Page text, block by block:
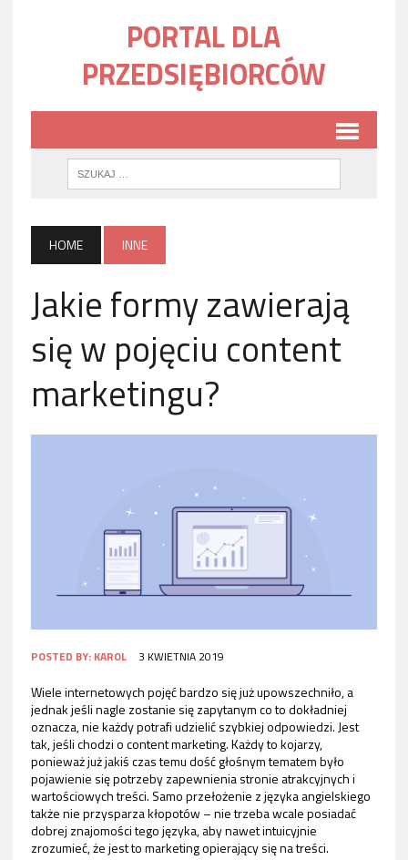
PORTAL DLA
PRZEDSIĘBIORCÓW
HOME INNE
Jakie formy zawierają
się w pojęciu content
marketingu?
POSTED BY: KAROL 3 KWIETNIA 2019
Wiele internetowych pojęć bardzo się już upowszechniło, a
jednak jeśli nagle zostanie się zapytanym co to dokładniej
oznacza, nie każdy potrafi udzielić szybkiej odpowiedzi. Jest
tak, jeśli chodzi o content marketing. Każdy to kojarzy,
ponieważ już jakiś czas temu dość głośnym tematem było
pojawienie się potrzeby zapewnienia stronie atrakcyjnych i
wartościowych treści. Samo przełożenie z języka angielskiego
także nie przysparza kłopotów – nie trzeba wcale posiadać
dobrej znajomości tego języka, aby nawet intuicyjnie
zrozumieć, że jest to marketing opierający się na treści.